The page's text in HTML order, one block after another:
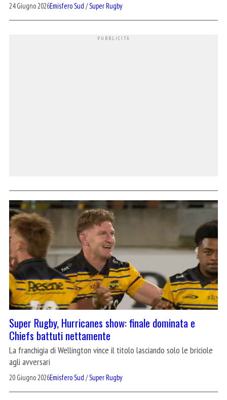
24 Giugno 2026Emisfero Sud /Super Rugby
Super Rugby, Hurricanes show: finale dominata e
Chiefs battuti nettamente
La franchigia di Wellington vince il titolo lasciando solo le briciole
agli avversari
20 Giugno 2026Emisfero Sud /Super Rugby